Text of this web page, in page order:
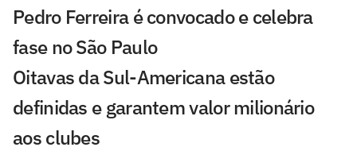
Pedro Ferreira é convocado e celebra
fase no São Paulo
Oitavas da Sul-Americana estão
definidas e garantem valor milionário
aos clubes